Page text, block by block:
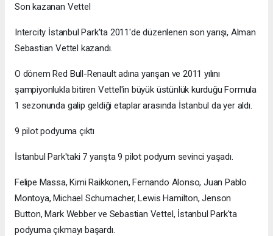
Son kazanan Vettel
Intercity İstanbul Park'ta 2011'de düzenlenen son yarışı, Alman
Sebastian Vettel kazandı.
O dönem Red Bull-Renault adına yarışan ve 2011 yılını
şampiyonlukla bitiren Vettel'in büyük üstünlük kurduğu Formula
1 sezonunda galip geldiği etaplar arasında İstanbul da yer aldı.
9 pilot podyuma çıktı
İstanbul Park'taki 7 yarışta 9 pilot podyum sevinci yaşadı.
Felipe Massa, Kimi Raikkonen, Fernando Alonso, Juan Pablo
Montoya, Michael Schumacher, Lewis Hamilton, Jenson
Button, Mark Webber ve Sebastian Vettel, İstanbul Park'ta
podyuma çıkmayı başardı.